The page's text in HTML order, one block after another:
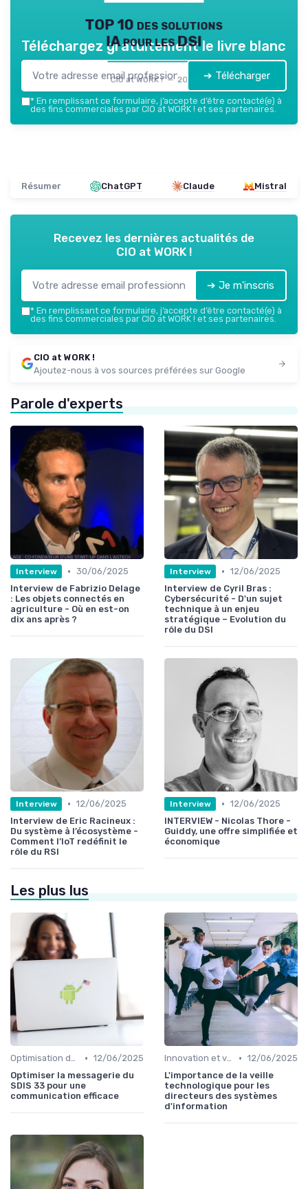
TOP 10 des solutions
IA pour les DSI
CIO at WORK ! — 2026
Téléchargez gratuitement le livre blanc
➔ Télécharger
* En remplissant ce formulaire, j’accepte d’être contacté(e) à
des fins commerciales par CIO at WORK ! et ses partenaires.
Résumer ChatGPT Claude Mistral
Recevez les dernières actualités de
CIO at WORK !
➔ Je m'inscris
* En remplissant ce formulaire, j’accepte d’être contacté(e) à
des fins commerciales par CIO at WORK ! et ses partenaires.
CIO at WORK !
Ajoutez-nous à vos sources préférées sur Google
Parole d'experts
Interview • 30/06/2025
Interview de Fabrizio Delage
: Les objets connectés en
agriculture - Où en est-on
dix ans après ?
Interview • 12/06/2025
Interview de Cyril Bras :
Cybersécurité - D'un sujet
technique à un enjeu
stratégique – Evolution du
rôle du DSI
Interview • 12/06/2025
Interview de Eric Racineux :
Du système à l’écosystème -
Comment l’IoT redéfinit le
rôle du RSI
Interview • 12/06/2025
INTERVIEW - Nicolas Thore -
Guiddy, une offre simplifiée et
économique
Les plus lus
Optimisation des infrastructures IT • 12/06/2025
Optimiser la messagerie du
SDIS 33 pour une
communication efficace
Innovation et veille technologique • 12/06/2025
L'importance de la veille
technologique pour les
directeurs des systèmes
d'information